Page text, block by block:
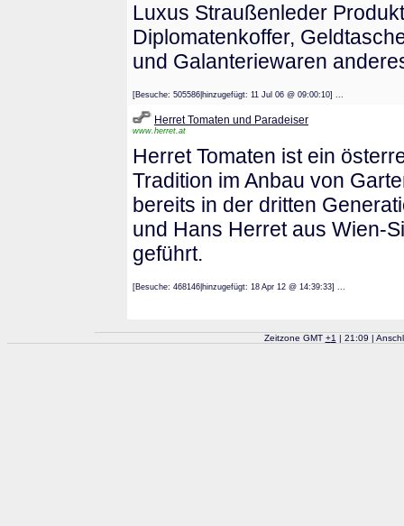
Luxus Straußenleder
Diplomatenkoffer,
und Galanteriewaren
[Besuche: 505586|hinzugefügt: 11 Jul 06 @ 09:00:10] ...
Herret Tomaten und Paradeiser
www.herret.at
Herret Tomaten ist ein
Tradition im Anbau von
bereits in der dritten
und Hans Herret aus Wien-
geführt.
[Besuche: 468146|hinzugefügt: 18 Apr 12 @ 14:39:33] ...
Zeitzone GMT +1 | 21:09 |